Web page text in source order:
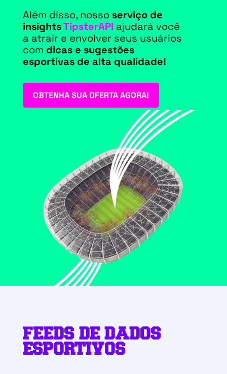
Além disso, nosso serviço de
insightsTipsterAPI ajudará você
a atrair e envolver seus usuários
com dicas e sugestões
esportivas de alta qualidade!
OBTENHA SUA OFERTA AGORA!
FEEDS DE DADOS
ESPORTIVOS